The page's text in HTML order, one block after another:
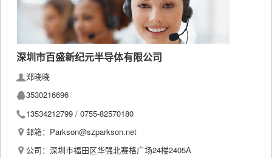
深圳市百盛新纪元半导体有限公司
郑晓晓
3530216696
13534212799 / 0755-82570180
邮箱：Parkson@szparkson.net
公司：深圳市福田区华强北赛格广场24楼2405A